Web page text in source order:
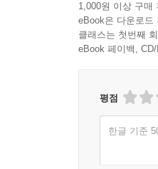
1,000원 이상 구매
eBook은 다운로드
클래스는 첫번째
eBook 페이백,
평점
한글 기준